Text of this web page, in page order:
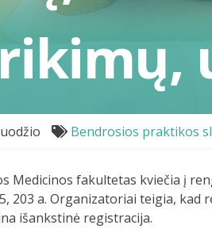
Bendrosios praktikos
Medicinos fakultetas kviečia į
203 a. Organizatoriai teigia,
išankstinė registracija.